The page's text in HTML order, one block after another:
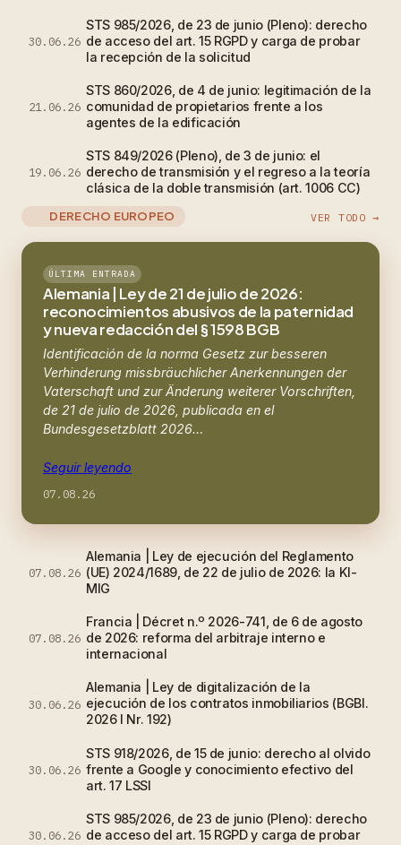
30.06.26
STS 985/2026, de 23 de junio (Pleno): derecho
de acceso del art. 15 RGPD y carga de probar
la recepción de la solicitud
21.06.26
STS 860/2026, de 4 de junio: legitimación de la
comunidad de propietarios frente a los
agentes de la edificación
19.06.26
STS 849/2026 (Pleno), de 3 de junio: el
derecho de transmisión y el regreso a la teoría
clásica de la doble transmisión (art. 1006 CC)
DERECHO EUROPEO
VER TODO →
ÚLTIMA ENTRADA
Alemania | Ley de 21 de julio de 2026:
reconocimientos abusivos de la paternidad
y nueva redacción del § 1598 BGB
Identificación de la norma Gesetz zur besseren
Verhinderung missbräuchlicher Anerkennungen der
Vaterschaft und zur Änderung weiterer Vorschriften,
de 21 de julio de 2026, publicada en el
Bundesgesetzblatt 2026…
Seguir leyendo
07.08.26
07.08.26
Alemania | Ley de ejecución del Reglamento
(UE) 2024/1689, de 22 de julio de 2026: la KI-
MIG
07.08.26
Francia | Décret n.º 2026-741, de 6 de agosto
de 2026: reforma del arbitraje interno e
internacional
30.06.26
Alemania | Ley de digitalización de la
ejecución de los contratos inmobiliarios (BGBl.
2026 I Nr. 192)
30.06.26
STS 918/2026, de 15 de junio: derecho al olvido
frente a Google y conocimiento efectivo del
art. 17 LSSI
30.06.26
STS 985/2026, de 23 de junio (Pleno): derecho
de acceso del art. 15 RGPD y carga de probar